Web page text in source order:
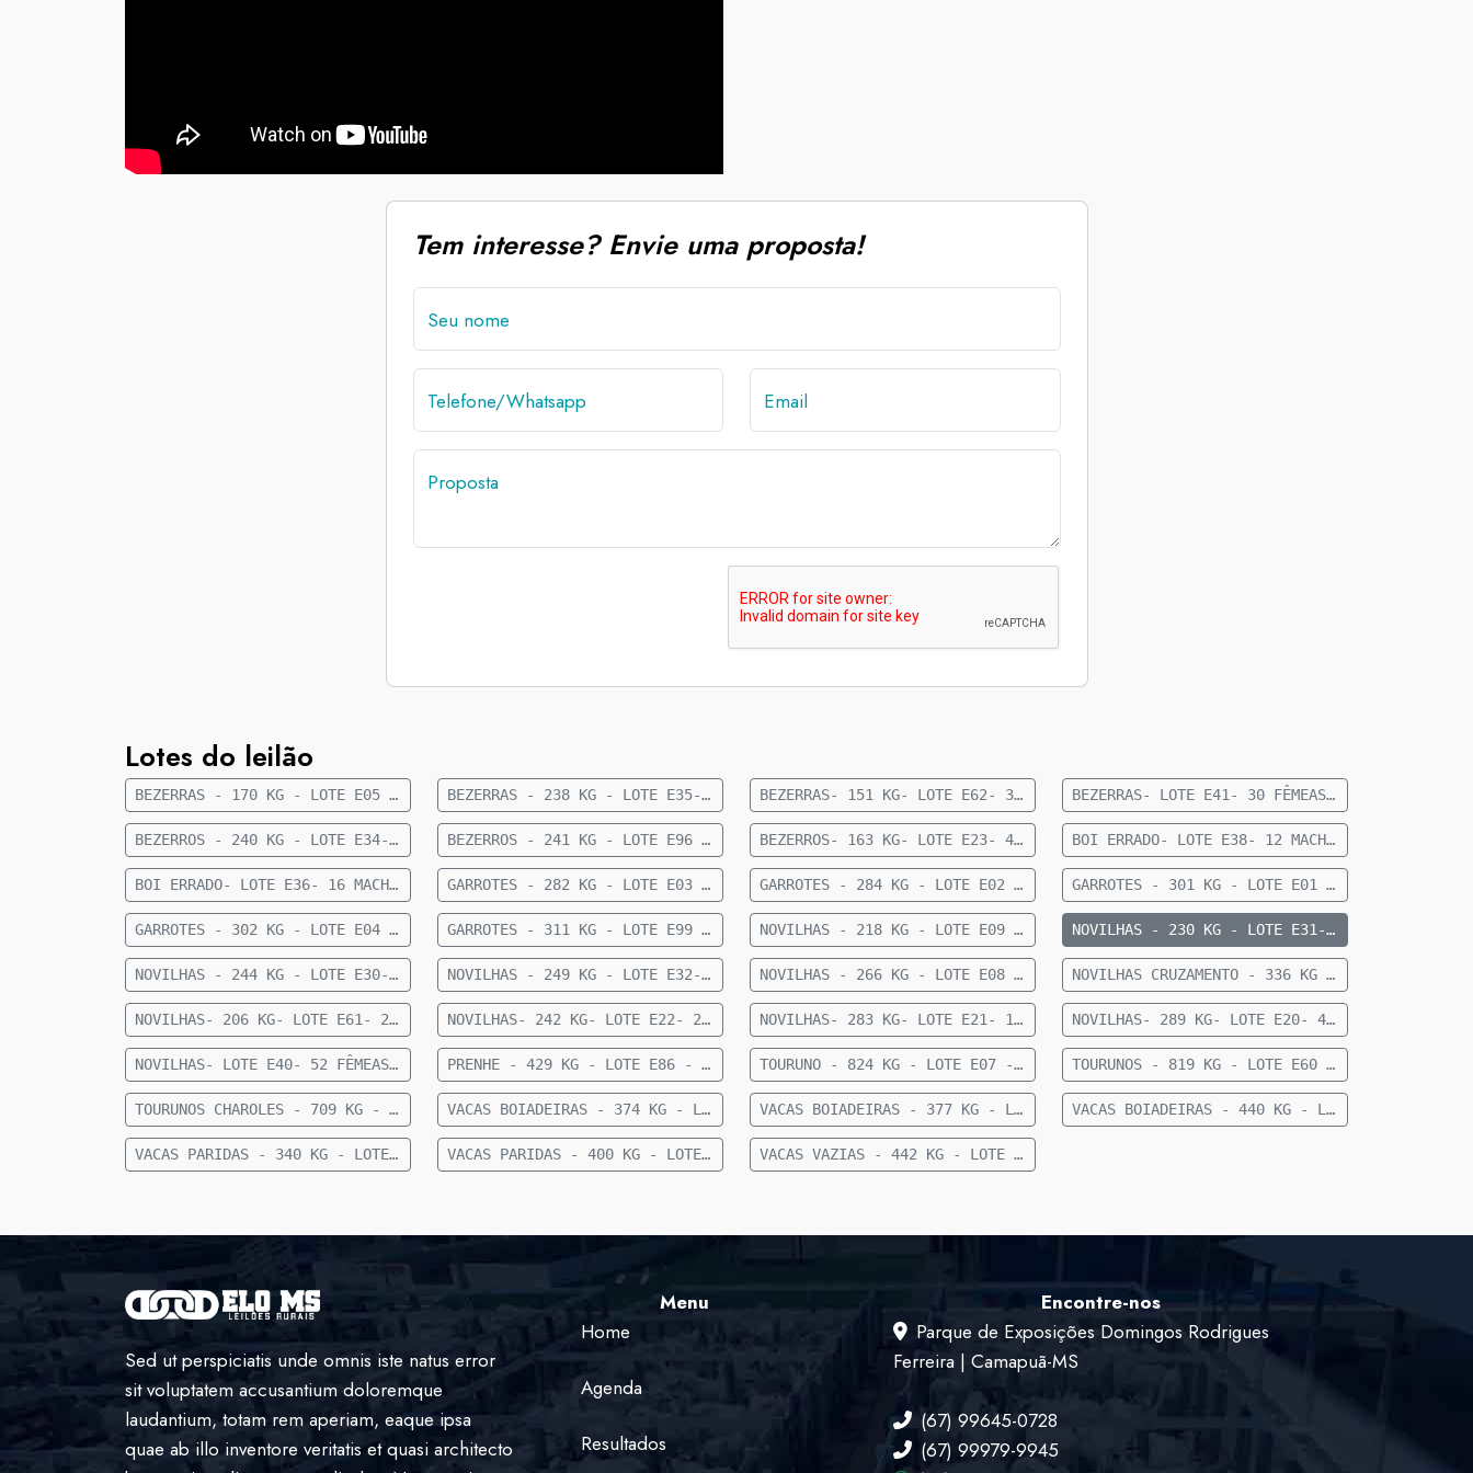
Tem interesse? Envie uma proposta!
Seu nome
Telefone/Whatsapp Email
Proposta
Lotes do leilão
BEZERRAS - 170 KG - LOTE E05 - 41 FÊMEAS NELORE 8 A 10 MESES - 170 KG - 35 KM DE CAMAPUÃ BEZERRAS - 238 KG - LOTE E35- 24 FÊMEAS 1/2 CRUZAMENTO INDUSTRIAL 9 MESES- 238 KG- 56 KM DE FIGUEIRÃO BEZERRAS- 151 KG- LOTE E62- 36 FEMEAS NELORE- 8 A 10 MESES- 151 KG- 70 KM DE CAMAPUA SENTIDO PARAISO DAS AGUAS BEZERRAS- LOTE E41- 30 FÊMEAS NELORE 10 A 12 MESES- 192 KG- 84 KM DE CAMAPUÃ
BEZERROS - 240 KG - LOTE E34- 36 MACHOS 1/2 SANGUE CRUZAMENTO INDUSTRIAL 9 MESES- 240 KG- 56 KM DE FIGUEIRÃO BEZERROS - 241 KG - LOTE E96 - 36 MACHOS SENDO 11 ANGUS E 25 NELORE - 8 A 10 MESES - 241 KG - 77 KM DE CAMAPUÃ SENTIDO PARAÍSO DAS ÁGUAS BEZERROS- 163 KG- LOTE E23- 45 MACHOS NELORE- 8 A 10 MESES- 163 KG- 70 KM DE CAMAPUA SENTIDO PARAISO DAS AGUAS BOI ERRADO- LOTE E38- 12 MACHOS NELORE- 18 A 20 MESES- 615 KG - 27 KM DE CAMAPUÃ
BOI ERRADO- LOTE E36- 16 MACHOS NELORE- 18 A 20 MESES- 449 KG - 27 KM DE CAMAPUÃ GARROTES - 282 KG - LOTE E03 - 34 MACHOS CRUZADOS 15 MESES - 282 KG - 60 KM DE CAMAPUÃ GARROTES - 284 KG - LOTE E02 - 28 MACHOS NELORE 15 MESES - 284 KG - 60 KM DE CAMAPUÃ GARROTES - 301 KG - LOTE E01 - 64 MACHOS NELORE 15 MESES - 301 KG - 60 KM DE CAMAPUÃ
GARROTES - 302 KG - LOTE E04 - 27 MACHOS ANGUS 15 MESES - 302 KG - 60 KM DE CAMAPUÃ GARROTES - 311 KG - LOTE E99 - 37 MACHOS NELORE 15 A 20 MESES - 311 KG - 60 KM DE CAMAPUÃ NOVILHAS - 218 KG - LOTE E09 - 21 FÊMEAS ANELORADAS 12 A 15 MESES - 218 KG - 35 KM DE CAMAPUÃ NOVILHAS - 230 KG - LOTE E31- 26 FÊMEAS ANELORADAS 12 A 15 MESES- 230 KG- 73 KM DE CAMAPUÃ
NOVILHAS - 244 KG - LOTE E30- 23 FÊMEAS 1/2 CRUZAMENTO INDUSTRIAL 12 A 15 MESES- 244 KG- 73 KM DE CAMAPUÃ NOVILHAS - 249 KG - LOTE E32- 27 FÊMEAS ANELORADAS 12 A 15 MESES- 249 KG- 73 KM DE CAMAPUÃ NOVILHAS - 266 KG - LOTE E08 - 22 FÊMEAS NELORE 12 A 15 MESES - 266 KG - 43 KM DE CAMAPUÃ SENTIDO FIGUEIRÃO NOVILHAS CRUZAMENTO - 336 KG - LOTE E06 - 33 FÊMEAS MEIO SANGUE CHAROLÊS 12 A 15 MESES - 336 KG - 36KM DE CAMAPUÃ
NOVILHAS- 206 KG- LOTE E61- 22 FEMEAS NELORE- 12 A 15 MESES- 206 KG- 70 KM DE CAMAPUA SENTIDO FIGUEIRAO NOVILHAS- 242 KG- LOTE E22- 23 FEMEAS NELORE- 12 A 15 MESES- 242 KG- 70 KM DE CAMAPUA SENTIDO FIGUEIRAO NOVILHAS- 283 KG- LOTE E21- 10 FEMEAS CRUZADAS- 12 A 15 MESES- 283 KG- 70 KM DE CAMAPUA SENTIDO PARAISO DAS AGUAS NOVILHAS- 289 KG- LOTE E20- 40 FEMEAS NELORE- 18 A 24 MESES- 289 KG- 70 KM DE CAMAPUA SENTIDO FIGUEIRAO
NOVILHAS- LOTE E40- 52 FÊMEAS NELORE 15 MESES- 255 KG- 84 KM DE CAMAPUÃ PRENHE - 429 KG - LOTE E86 - 18 FÊMEAS NELORE PRENHE (TERÇO FINAL) - 429 KG - 50 KM DE CAMAPUÃ SENTIDO PARAISO DAS AGUAS TOURUNO - 824 KG - LOTE E07 - 1 TOURUNO NELORE - 824 KG - 35 KM DE CAMAPUÃ TOURUNOS - 819 KG - LOTE E60 - 5 TOURUNOS NELORE - 819 KG - 36 KM DE CAMAPUÃ
TOURUNOS CHAROLES - 709 KG - LOTE E80 - 3 TOURUNOS CHAROLÊS - 709 KG - 36 KM DE CAMAPUÃ VACAS BOIADEIRAS - 374 KG - LOTE E92 - 30 VACAS BOIADEIRAS NELORE - 374 KG - 50 KM DE CAMAPUÃ SENTIDO PARAÍSO VACAS BOIADEIRAS - 377 KG - LOTE E83 - 11 VACAS BOIADEIRA NELORE SEM DG - 377 KG - 28 KM DE CAMAPUÃ VACAS BOIADEIRAS - 440 KG - LOTE E93 - 27 VACAS BOIADEIRAS NELORE - 440KG - 50 KM DE CAMAPUÃ SENTIDO PARAÍSO
VACAS PARIDAS - 340 KG - LOTE E88 - 21 VACAS PARIDAS (11 MACHOS E 10 FÊMEAS) - 340 KG - 28 KM DE CAMAPUÃ SENTIDO SÃO PEDRO VACAS PARIDAS - 400 KG - LOTE E89 - 7 VACAS PARIDAS (4 MACHOS E 3 FÊMEAS) - 400 KG - 50 KM DE CAMAPUÃ SENTIDO PARAISO VACAS VAZIAS - 442 KG - LOTE E82 - 20 VACAS VAZIAS - 442 KG - 63 KM DE CAMAPUÃ SENTIDO PARAÍSO
Sed ut perspiciatis unde omnis iste natus error
sit voluptatem accusantium doloremque
laudantium, totam rem aperiam, eaque ipsa
quae ab illo inventore veritatis et quasi architecto
Menu
Home
Agenda
Resultados
Encontre-nos
Parque de Exposições Domingos Rodrigues
Ferreira | Camapuã-MS
(67) 99645-0728
(67) 99979-9945